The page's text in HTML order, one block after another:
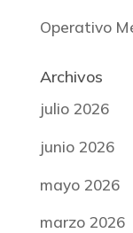
Operativo
Archivos
julio 2026
junio 2026
mayo 2026
marzo 2026